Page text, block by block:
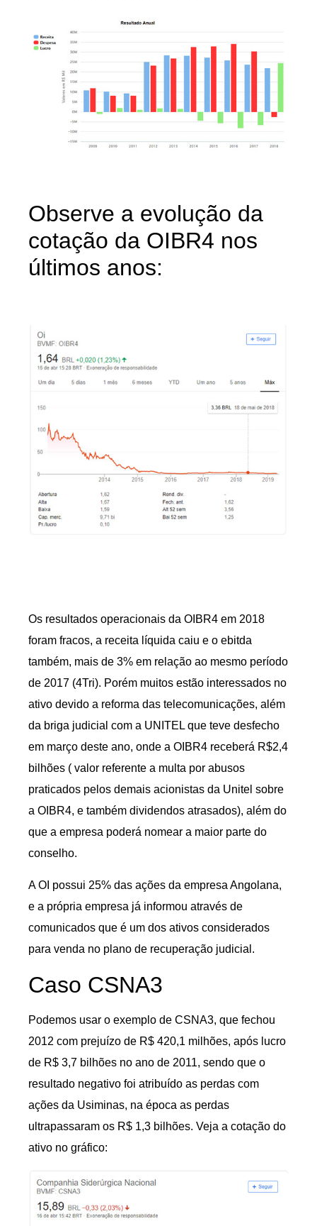
Observe a evolução da
cotação da OIBR4 nos
últimos anos:
Os resultados operacionais da OIBR4 em 2018
foram fracos, a receita líquida caiu e o ebitda
também, mais de 3% em relação ao mesmo período
de 2017 (4Tri). Porém muitos estão interessados no
ativo devido a reforma das telecomunicações, além
da briga judicial com a UNITEL que teve desfecho
em março deste ano, onde a OIBR4 receberá R$2,4
bilhões ( valor referente a multa por abusos
praticados pelos demais acionistas da Unitel sobre
a OIBR4, e também dividendos atrasados), além do
que a empresa poderá nomear a maior parte do
conselho.
A OI possui 25% das ações da empresa Angolana,
e a própria empresa já informou através de
comunicados que é um dos ativos considerados
para venda no plano de recuperação judicial.
Caso CSNA3
Podemos usar o exemplo de CSNA3, que fechou
2012 com prejuízo de R$ 420,1 milhões, após lucro
de R$ 3,7 bilhões no ano de 2011, sendo que o
resultado negativo foi atribuído as perdas com
ações da Usiminas, na época as perdas
ultrapassaram os R$ 1,3 bilhões. Veja a cotação do
ativo no gráfico: